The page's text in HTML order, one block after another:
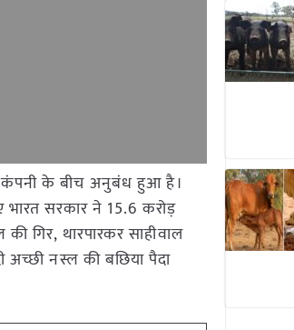
कंपनी के बीच अनुबंध हुआ है।
सरकार ने 15.6 करोड़
गिर, थारपारकर साहीवाल
अच्छी नस्ल की बछिया पैदा